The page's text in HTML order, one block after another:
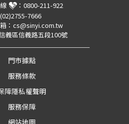
： 0800-211-922
(02)2755-7666
： cs@sinyi.com.tw
義區信義路五段100號
門市據點
服務條款
障隱私權聲明
服務保障